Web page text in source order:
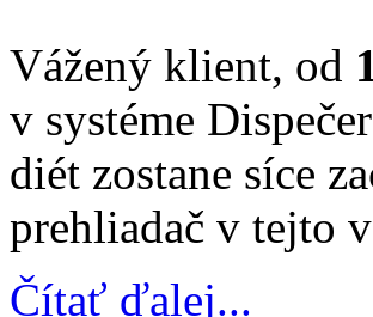
Vážený klient, od
v systéme
diét zostane síce
prehliadač v tejto
Čítať ďalej...